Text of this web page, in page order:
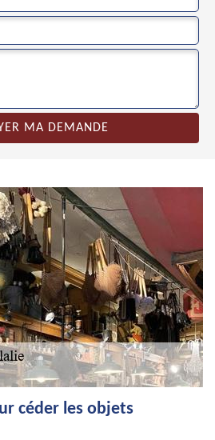
céder les objets